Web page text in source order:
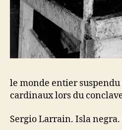
le monde entier suspendu
cardinaux lors du
Sergio Larrain. Isla negra.